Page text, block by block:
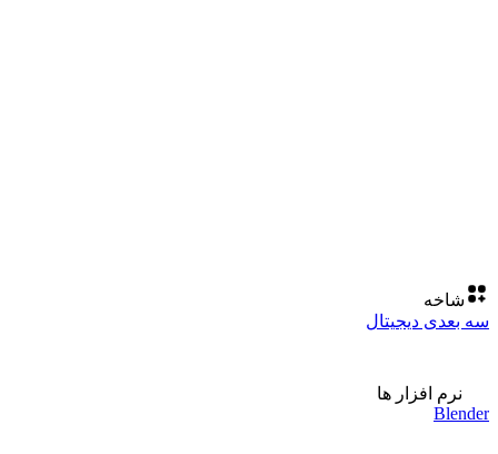
شاخه
سه بعدی دیجیتال
نرم افزار ها
Blender